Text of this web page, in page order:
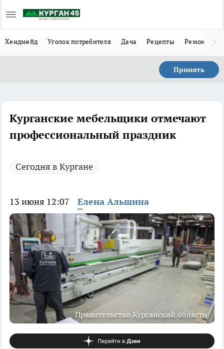
Хендмейд Уголок потребителя Дача Рецепты Ремонт
Принять
Курганские мебельщики отмечают
профессиональный праздник
Сегодня в Кургане
13 июня 12:07 Елена Альшина
Правительство Курганской области